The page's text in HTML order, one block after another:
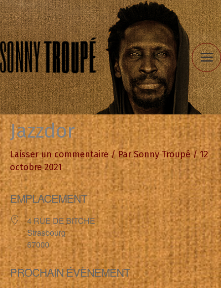
Aller
au
contenu
Jazzdor
Laisser un commentaire / ParSonny Troupé/12
octobre 2021
EMPLACEMENT
4 RUE DE BITCHE
Strasbourg
67000
PROCHAIN ÉVÈNEMENT